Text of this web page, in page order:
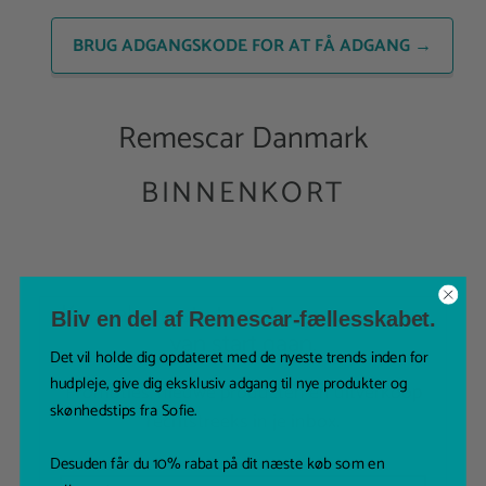
BRUG ADGANGSKODE FOR AT FÅ ADGANG →
Remescar Danmark
BINNENKORT
Kom als eerste te weten wanneer we
van start gaan.
Promoties, nieuwe producten en uitverkoop
rechtstreeks in je inbox.
Bliv en del af Remescar-fællesskabet.
Det vil holde dig opdateret med de nyeste trends inden for
hudpleje, give dig eksklusiv adgang til nye produkter og
skønhedstips fra Sofie.
Desuden får du 10% rabat på dit næste køb som en